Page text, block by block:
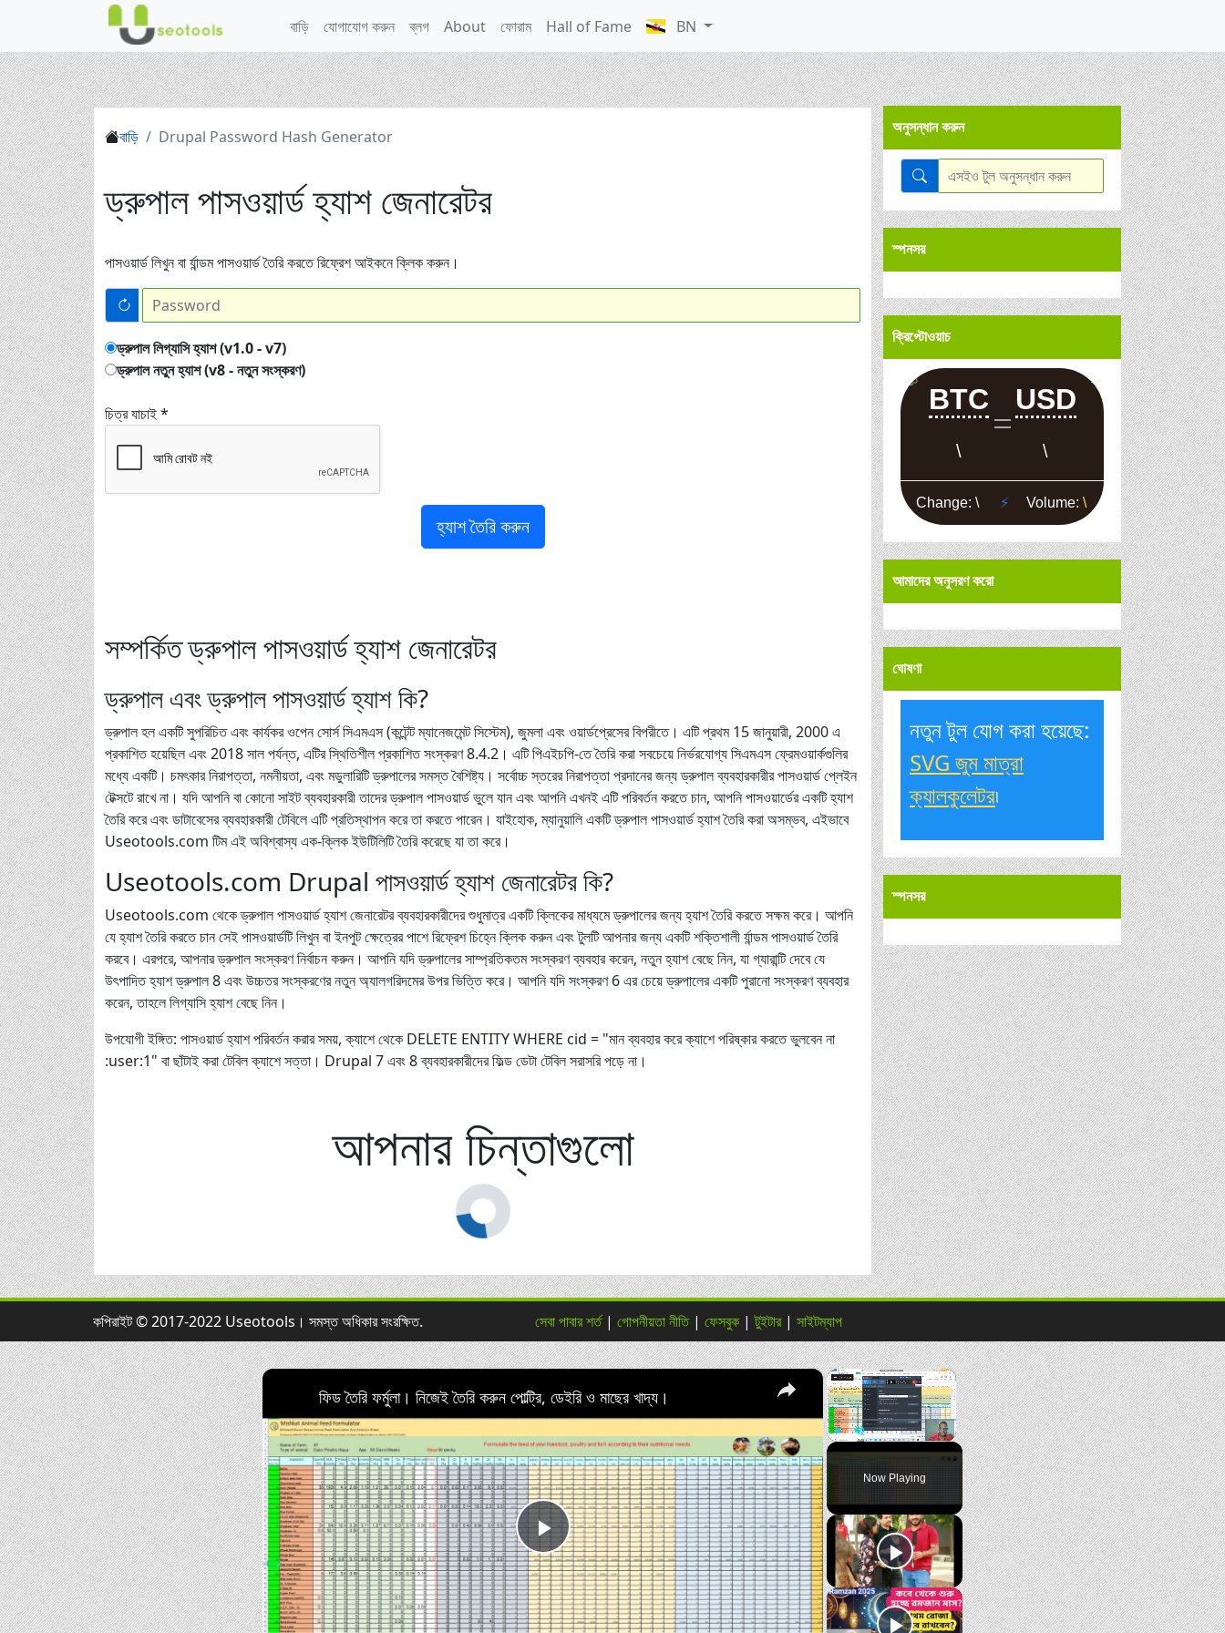
বাড়ি যোগাযোগ করুন ব্লগ About ফোরাম Hall of Fame BN
বাড়ি Drupal Password Hash Generator
ড্রুপাল পাসওয়ার্ড হ্যাশ জেনারেটর
পাসওয়ার্ড লিখুন বা র্যান্ডম পাসওয়ার্ড তৈরি করতে রিফ্রেশ আইকনে ক্লিক করুন।
ড্রুপাল লিগ্যাসি হ্যাশ (v1.0 - v7)
ড্রুপাল নতুন হ্যাশ (v8 - নতুন সংস্করণ)
চিত্র যাচাই *
সম্পর্কিত ড্রুপাল পাসওয়ার্ড হ্যাশ জেনারেটর
ড্রুপাল এবং ড্রুপাল পাসওয়ার্ড হ্যাশ কি?
ড্রুপাল হল একটি সুপরিচিত এবং কার্যকর ওপেন সোর্স সিএমএস (কন্টেন্ট ম্যানেজমেন্ট সিস্টেম), জুমলা এবং ওয়ার্ডপ্রেসের বিপরীতে। এটি প্রথম 15 জানুয়ারী, 2000 এ
প্রকাশিত হয়েছিল এবং 2018 সাল পর্যন্ত, এটির স্থিতিশীল প্রকাশিত সংস্করণ 8.4.2। এটি পিএইচপি-তে তৈরি করা সবচেয়ে নির্ভরযোগ্য সিএমএস ফ্রেমওয়ার্কগুলির
মধ্যে একটি। চমৎকার নিরাপত্তা, নমনীয়তা, এবং মডুলারিটি ড্রুপালের সমস্ত বৈশিষ্ট্য। সর্বোচ্চ স্তরের নিরাপত্তা প্রদানের জন্য ড্রুপাল ব্যবহারকারীর পাসওয়ার্ড প্লেইন
টেক্সটে রাখে না। যদি আপনি বা কোনো সাইট ব্যবহারকারী তাদের ড্রুপাল পাসওয়ার্ড ভুলে যান এবং আপনি এখনই এটি পরিবর্তন করতে চান, আপনি পাসওয়ার্ডের একটি হ্যাশ
তৈরি করে এবং ডাটাবেসের ব্যবহারকারী টেবিলে এটি প্রতিস্থাপন করে তা করতে পারেন। যাইহোক, ম্যানুয়ালি একটি ড্রুপাল পাসওয়ার্ড হ্যাশ তৈরি করা অসম্ভব, এইভাবে
Useotools.com টিম এই অবিশ্বাস্য এক-ক্লিক ইউটিলিটি তৈরি করেছে যা তা করে।
Useotools.com Drupal পাসওয়ার্ড হ্যাশ জেনারেটর কি?
Useotools.com থেকে ড্রুপাল পাসওয়ার্ড হ্যাশ জেনারেটর ব্যবহারকারীদের শুধুমাত্র একটি ক্লিকের মাধ্যমে ড্রুপালের জন্য হ্যাশ তৈরি করতে সক্ষম করে। আপনি
যে হ্যাশ তৈরি করতে চান সেই পাসওয়ার্ডটি লিখুন বা ইনপুট ক্ষেত্রের পাশে রিফ্রেশ চিহ্নে ক্লিক করুন এবং টুলটি আপনার জন্য একটি শক্তিশালী র্যান্ডম পাসওয়ার্ড তৈরি
করবে। এরপরে, আপনার ড্রুপাল সংস্করণ নির্বাচন করুন। আপনি যদি ড্রুপালের সাম্প্রতিকতম সংস্করণ ব্যবহার করেন, নতুন হ্যাশ বেছে নিন, যা গ্যারান্টি দেবে যে
উৎপাদিত হ্যাশ ড্রুপাল 8 এবং উচ্চতর সংস্করণের নতুন অ্যালগরিদমের উপর ভিত্তি করে। আপনি যদি সংস্করণ 6 এর চেয়ে ড্রুপালের একটি পুরানো সংস্করণ ব্যবহার
করেন, তাহলে লিগ্যাসি হ্যাশ বেছে নিন।
উপযোগী ইঙ্গিত: পাসওয়ার্ড হ্যাশ পরিবর্তন করার সময়, ক্যাশে থেকে DELETE ENTITY WHERE cid = "মান ব্যবহার করে ক্যাশে পরিষ্কার করতে ভুলবেন না
:user:1" বা ছাঁটাই করা টেবিল ক্যাশে সত্তা। Drupal 7 এবং 8 ব্যবহারকারীদের ফিল্ড ডেটা টেবিল সরাসরি পড়ে না।
আপনার চিন্তাগুলো
অনুসন্ধান করুন
স্পনসর
ক্রিপ্টোওয়াচ
আমাদের অনুসরণ করো
ঘোষণা
নতুন টুল যোগ করা হয়েছে:
SVG জুম মাত্রা
ক্যালকুলেটর৷
স্পনসর
কপিরাইট © 2017-2022 Useotools। সমস্ত অধিকার সংরক্ষিত. সেবা পাবার শর্ত| গোপনীয়তা নীতি| ফেসবুক |টুইটার| সাইটম্যাপ
×
Play Unmute Fullscreen
Now Playing
×
Play
Video
ফিড তৈরি ফর্মুলা। নিজেই তৈরি করুন পোল্ট্রি, ডেইরি ও মাছের খাদ্য।